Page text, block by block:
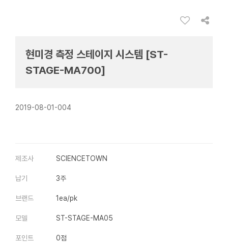
현미경 측정 스테이지 시스템 [ST-
STAGE-MA700]
2019-08-01-004
제조사 SCIENCETOWN
납기 3주
브랜드 1ea/pk
모델 ST-STAGE-MA05
포인트 0점